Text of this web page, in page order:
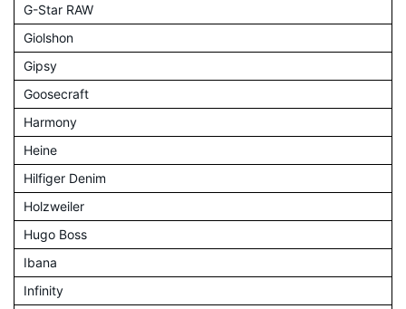
G-Star RAW
Giolshon
Gipsy
Goosecraft
Harmony
Heine
Hilfiger Denim
Holzweiler
Hugo Boss
Ibana
Infinity